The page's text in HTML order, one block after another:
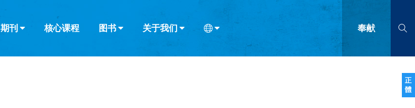
正
體
期刊 核心课程 图书 关于我们 奉献
查看全部
查看全部